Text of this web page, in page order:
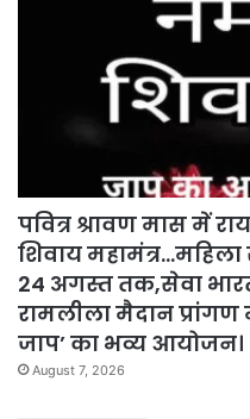
पवित्र श्रावण मास में
शिवाय
24 अगस्त तक,सेवा
रामलीला मैदान
जाप’ का भव्य आयोजन।
August 7, 2026